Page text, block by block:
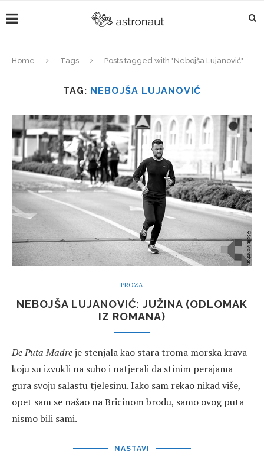
Home Tags Posts tagged with "Nebojša Lujanović"
TAG: NEBOJŠA LUJANOVIĆ
PROZA
NEBOJŠA LUJANOVIĆ: JUŽINA (ODLOMAK
IZ ROMANA)
De Puta Madreje stenjala kao stara troma morska krava
koju su izvukli na suho i natjerali da stinim perajama
gura svoju salastu tjelesinu. Iako sam rekao nikad više,
opet sam se našao na Bricinom brodu, samo ovog puta
nismo bili sami.
NASTAVI